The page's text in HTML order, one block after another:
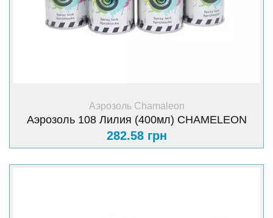
+ Купить
Аэрозоль Chamaleon
Аэрозоль 108 Лилия (400мл) CHAMELEON
282.58 грн